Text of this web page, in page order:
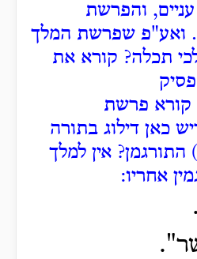
והפרשת
ואע"פ שפרשת המלך
תכלה? קורא את
קורא פרשת
כאן דילוג בתורה
התורגמן? אין למלך
אחריו: